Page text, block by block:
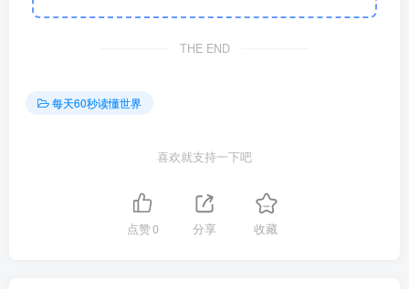
THE END
每天60秒读懂世界
喜欢就支持一下吧
点赞0 分享 收藏